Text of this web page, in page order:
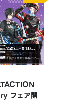
フェア開